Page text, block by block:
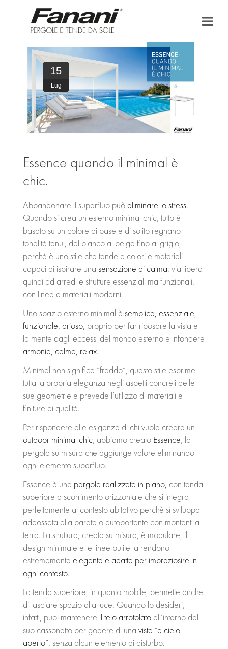
HOME
TENDE DA SOLE
PERGOLA E PERGOLATO
PUNTI VENDITA
AREA DOWNLOAD
NEWS
CONTATTI
15
Lug
Essence quando il minimal è
chic.
Abbandonare il superfluo può eliminare lo stress.
Quando si crea un esterno minimal chic, tutto è
basato su un colore di base e di solito regnano
tonalità tenui, dal bianco al beige fino al grigio,
perchè è uno stile che tende a colori e materiali
capaci di ispirare una sensazione di calma: via libera
quindi ad arredi e strutture essenziali ma funzionali,
con linee e materiali moderni.
Uno spazio esterno minimal è semplice, essenziale,
funzionale, arioso, proprio per far riposare la vista e
la mente dagli eccessi del mondo esterno e infondere
armonia, calma, relax.
Minimal non significa “freddo”, questo stile esprime
tutta la propria eleganza negli aspetti concreti delle
sue geometrie e prevede l’utilizzo di materiali e
finiture di qualità.
Per rispondere alle esigenze di chi vuole creare un
outdoor minimal chic, abbiamo creato Essence, la
pergola su misura che aggiunge valore eliminando
ogni elemento superfluo.
Essence è una pergola realizzata in piano, con tenda
superiore a scorrimento orizzontale che si integra
perfettamente al contesto abitativo perchè si sviluppa
addossata alla parete o autoportante con montanti a
terra. La struttura, creata su misura, è modulare, il
design minimale e le linee pulite la rendono
estremamente elegante e adatta per impreziosire in
ogni contesto.
La tenda superiore, in quanto mobile, permette anche
di lasciare spazio alla luce. Quando lo desideri,
infatti, puoi mantenere il telo arrotolato all’interno del
suo cassonetto per godere di una vista “a cielo
aperto”, senza alcun elemento di disturbo.